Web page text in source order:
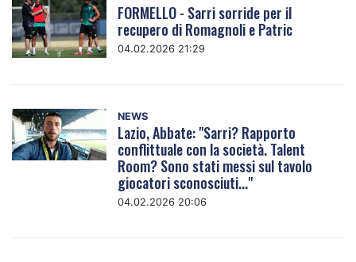
FORMELLO - Sarri sorride per il
recupero di Romagnoli e Patric
04.02.2026 21:29
NEWS
Lazio, Abbate: "Sarri? Rapporto
conflittuale con la società. Talent
Room? Sono stati messi sul tavolo
giocatori sconosciuti..."
04.02.2026 20:06